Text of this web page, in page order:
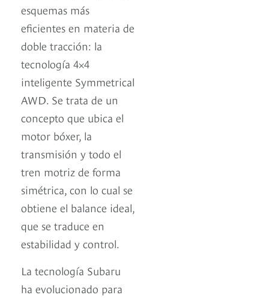
esquemas más
eficientes en materia de
doble tracción: la
tecnología 4×4
inteligente Symmetrical
AWD. Se trata de un
concepto que ubica el
motor bóxer, la
transmisión y todo el
tren motriz de forma
simétrica, con lo cual se
obtiene el balance ideal,
que se traduce en
estabilidad y control.
La tecnología Subaru
ha evolucionado para